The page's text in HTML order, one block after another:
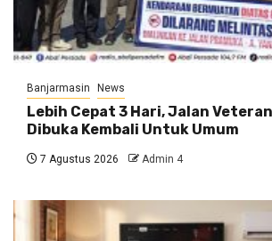
Banjarmasin News
Lebih Cepat 3 Hari, Jalan
Dibuka Kembali Untuk Umum
7 Agustus 2026 Admin 4